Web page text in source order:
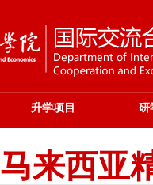
升学项目 研
马来西亚